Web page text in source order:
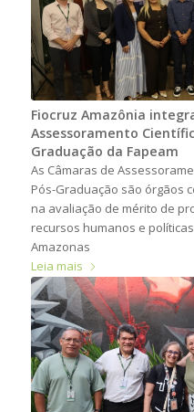
Fiocruz Amazônia
Assessoramento
Graduação da Fapeam
As Câmaras de
Pós-Graduação são órgãos
na avaliação de mérito de
recursos humanos e
Amazonas
Leia mais